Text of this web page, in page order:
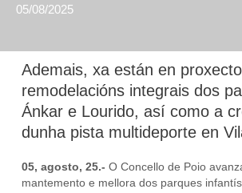
05/08/2025
Ademais, xa están en
remodelacións integrais dos
Ánkar e Lourido, así como a
dunha pista multideporte en
05,agosto, 25.-O Concello de Poio
mantemento e mellora dos parques